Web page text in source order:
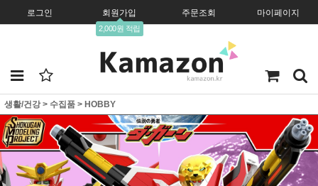
로그인 회원가입
2,000원 적립
주문조회 마이페이지
생활/건강> 수집품 > HOBBY